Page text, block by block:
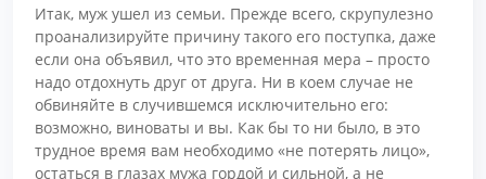
Итак, муж ушел из семьи. Прежде всего, скрупулезно
проанализируйте причину такого его поступка, даже
если она объявил, что это временная мера – просто
надо отдохнуть друг от друга. Ни в коем случае не
обвиняйте в случившемся исключительно его:
возможно, виноваты и вы. Как бы то ни было, в это
трудное время вам необходимо «не потерять лицо»,
остаться в глазах мужа гордой и сильной, а не